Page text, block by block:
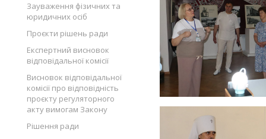
Зауваження фізичних та
юридичних осіб
Проєкти рішень ради
Експертний висновок
відповідальної комісії
Висновок відповідальної
комісії про відповідність
проєкту регуляторного
акту вимогам Закону
Рішення ради